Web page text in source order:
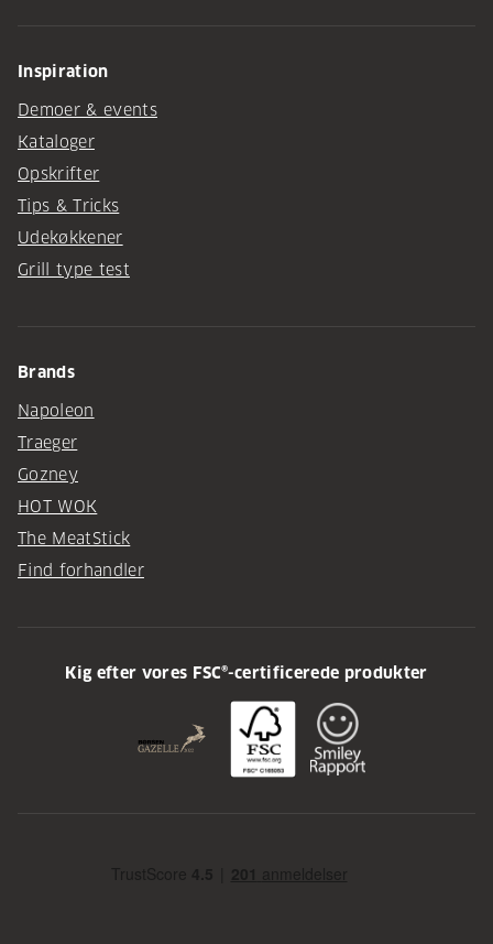
Inspiration
Demoer & events
Kataloger
Opskrifter
Tips & Tricks
Udekøkkener
Grill type test
Brands
Napoleon
Traeger
Gozney
HOT WOK
The MeatStick
Find forhandler
Kig efter vores FSC®-certificerede produkter